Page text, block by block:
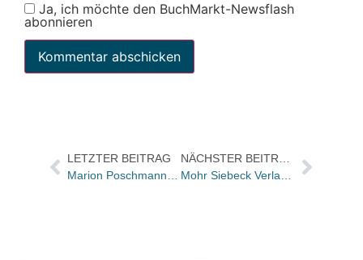
Ja, ich möchte den BuchMarkt-Newsflash
abonnieren
LETZTER BEITRAG